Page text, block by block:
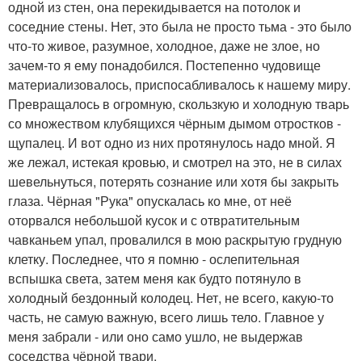
одной из стен, она перекидывается на потолок и
соседние стены. Нет, это была не просто тьма - это было
что-то живое, разумное, холодное, даже не злое, но
зачем-то я ему понадобился. Постепенно чудовище
материализовалось, приспосабливалось к нашему миру.
Превращалось в огромную, скользкую и холодную тварь
со множеством клубящихся чёрным дымом отростков -
щупалец. И вот одно из них протянулось надо мной. Я
же лежал, истекая кровью, и смотрел на это, не в силах
шевельнуться, потерять сознание или хотя бы закрыть
глаза. Чёрная "Рука" опускалась ко мне, от неё
оторвался небольшой кусок и с отвратительным
чавканьем упал, провалился в мою раскрытую грудную
клетку. Последнее, что я помню - ослепительная
вспышка света, затем меня как будто потянуло в
холодный бездонный колодец. Нет, не всего, какую-то
часть, не самую важную, всего лишь тело. Главное у
меня забрали - или оно само ушло, не выдержав
соседства чёрной твари.